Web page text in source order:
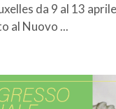
da 9 al 13
al Nuovo ...